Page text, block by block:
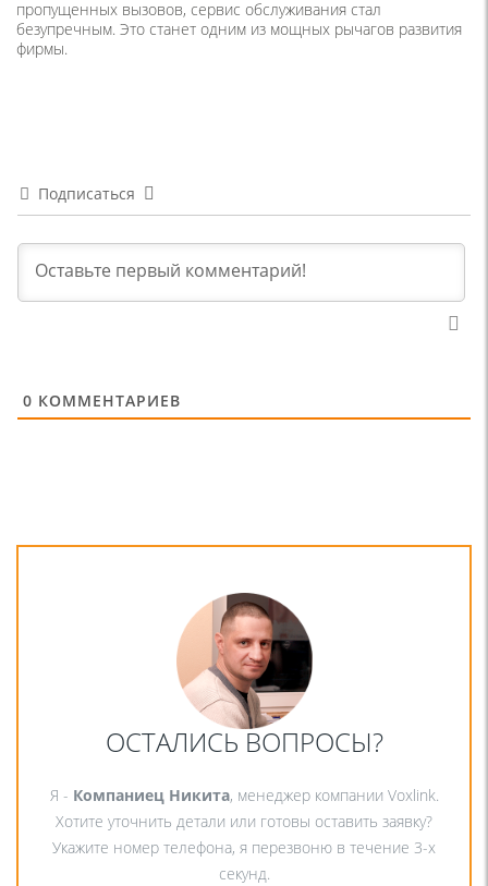
пропущенных вызовов, сервис обслуживания стал
безупречным. Это станет одним из мощных рычагов развития
фирмы.
Подписаться
0 КОММЕНТАРИЕВ
ОСТАЛИСЬ ВОПРОСЫ?
Я - Компаниец Никита, менеджер компании Voxlink.
Хотите уточнить детали или готовы оставить заявку?
Укажите номер телефона, я перезвоню в течение 3-х
секунд.